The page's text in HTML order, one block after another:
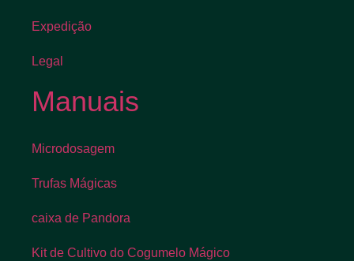
Expedição
Legal
Manuais
Microdosagem
Trufas Mágicas
caixa de Pandora
Kit de Cultivo do Cogumelo Mágico